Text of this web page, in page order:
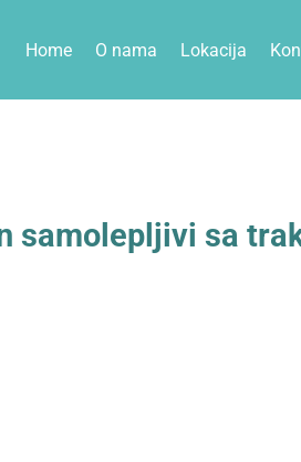
Home O nama Lokacija
samolepljivi sa